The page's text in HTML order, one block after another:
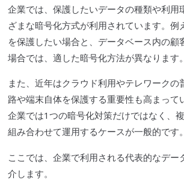
企業では、保護したいデータの種類や利用
ざまな暗号化方式が利用されています。例
を保護したい場合と、データベース内の顧
場合では、適した暗号化方法が異なります。
また、近年はクラウド利用やテレワークの
路や端末自体を保護する重要性も高まって
企業では1つの暗号化対策だけではなく、
組み合わせて運用するケースが一般的です。
ここでは、企業で利用される代表的なデー
介します。